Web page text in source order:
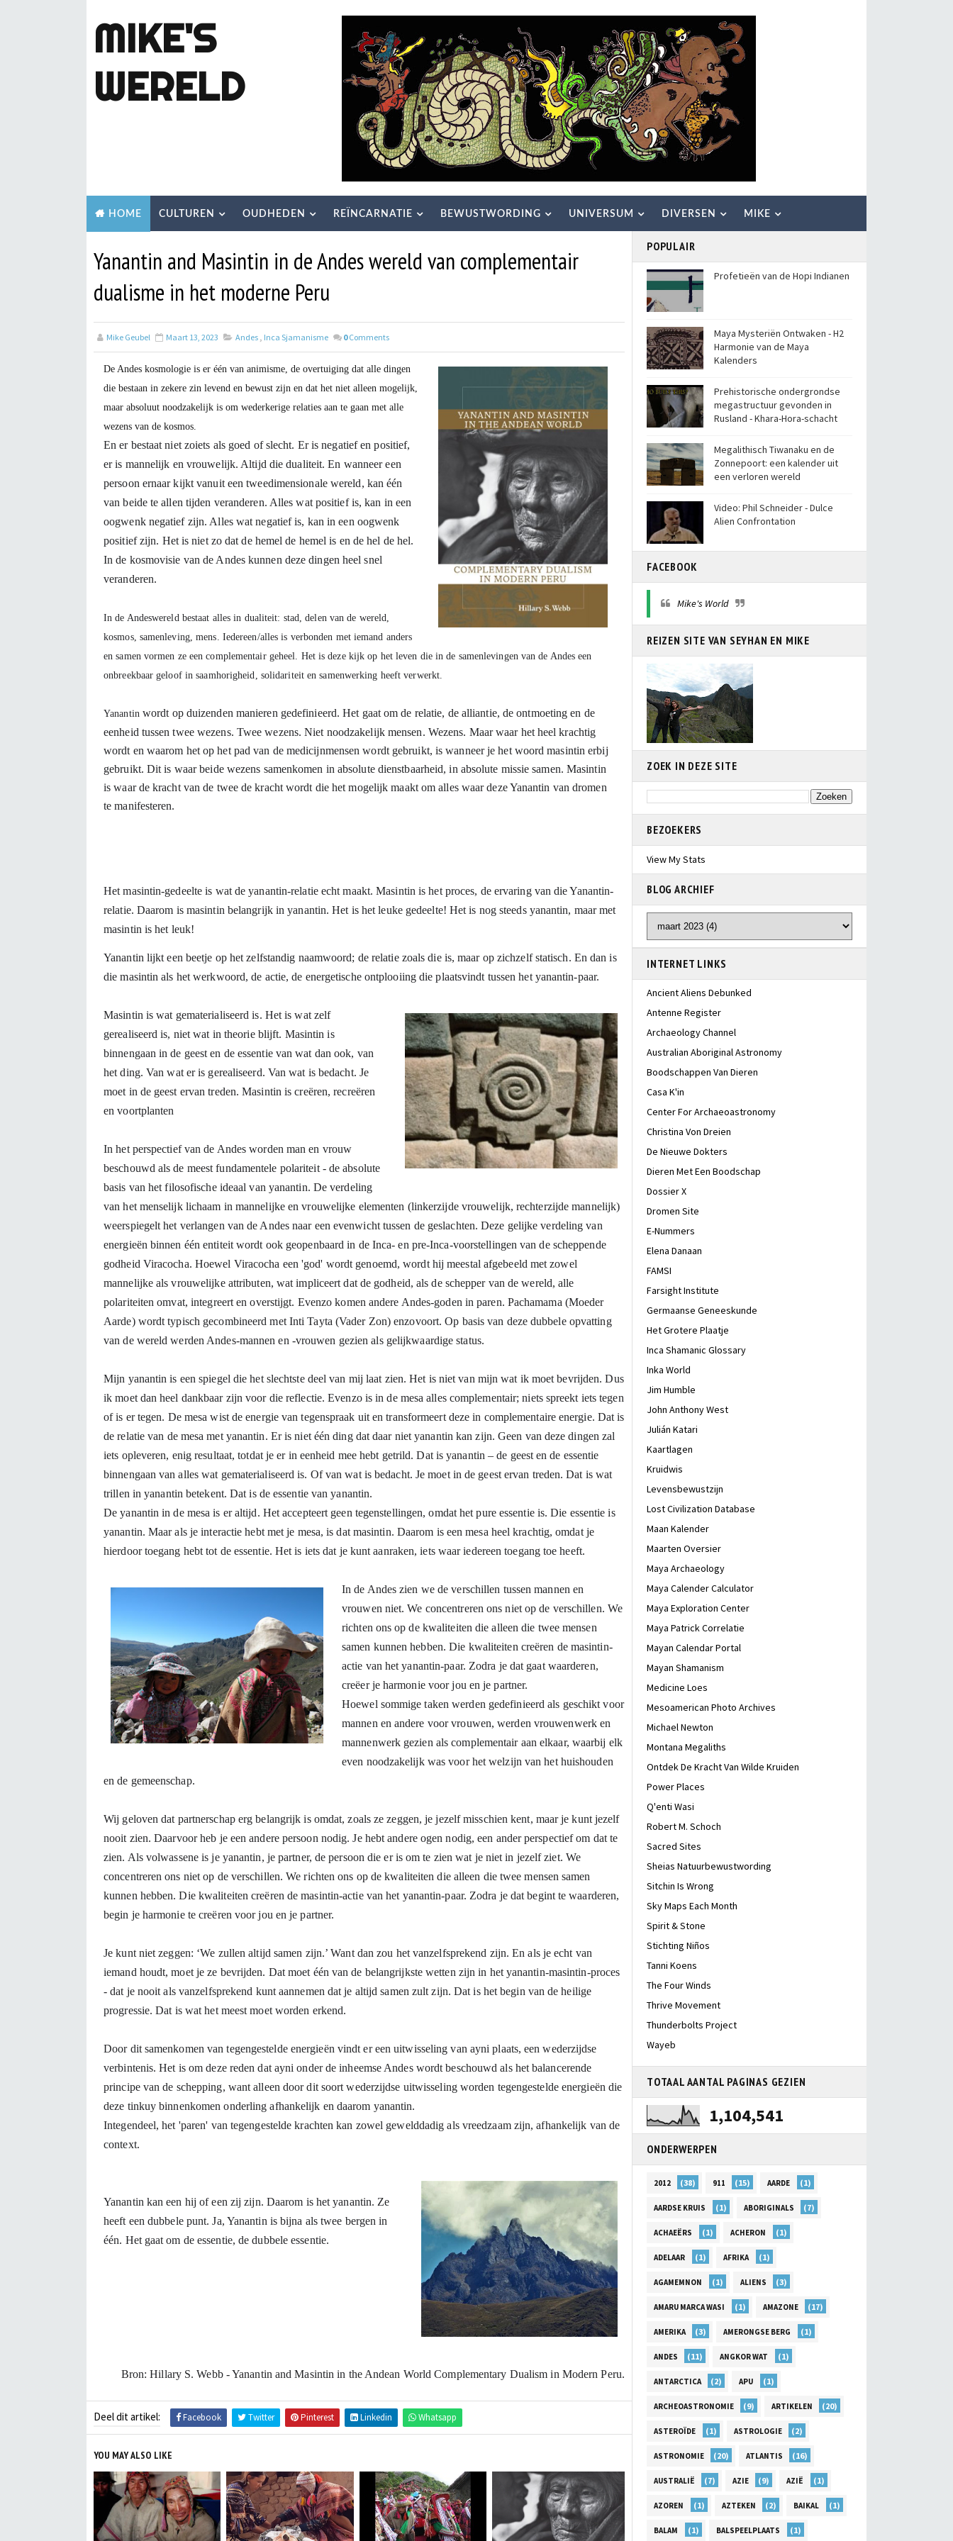
MIKE'S
WERELD
HOME CULTUREN OUDHEDEN REÏNCARNATIE BEWUSTWORDING UNIVERSUM DIVERSEN MIKE
Yanantin and Masintin in de Andes wereld van complementair
dualisme in het moderne Peru
Mike Geubel Maart 13, 2023 Andes , Inca Sjamanisme 0 Comments
De Andes kosmologie is er één van animisme, de overtuiging dat alle dingen
die bestaan in zekere zin levend en bewust zijn en dat het niet alleen mogelijk,
maar absoluut noodzakelijk is om wederkerige relaties aan te gaan met alle
wezens van de kosmos.
En er bestaat niet zoiets als goed of slecht. Er is negatief en positief,
er is mannelijk en vrouwelijk. Altijd die dualiteit. En wanneer een
persoon ernaar kijkt vanuit een tweedimensionale wereld, kan één
van beide te allen tijden veranderen. Alles wat positief is, kan in een
oogwenk negatief zijn. Alles wat negatief is, kan in een oogwenk
positief zijn. Het is niet zo dat de hemel de hemel is en de hel de hel.
In de kosmovisie van de Andes kunnen deze dingen heel snel
In de Andeswereld bestaat alles in dualiteit: stad, delen van de wereld,
kosmos, samenleving, mens. Iedereen/alles is verbonden met iemand anders
en samen vormen ze een complementair geheel. Het is deze kijk op het leven die in de samenlevingen van de Andes een
Yanantin wordt op duizenden manieren gedefinieerd. Het gaat om de relatie, de alliantie, de ontmoeting en de
eenheid tussen twee wezens. Twee wezens. Niet noodzakelijk mensen. Wezens. Maar waar het heel krachtig
wordt en waarom het op het pad van de medicijnmensen wordt gebruikt, is wanneer je het woord masintin erbij
gebruikt. Dit is waar beide wezens samenkomen in absolute dienstbaarheid, in absolute missie samen. Masintin
is waar de kracht van de twee de kracht wordt die het mogelijk maakt om alles waar deze Yanantin van dromen
te manifesteren.
Het masintin-gedeelte is wat de yanantin-relatie echt maakt. Masintin is het proces, de ervaring van die Yanantin-
relatie. Daarom is masintin belangrijk in yanantin. Het is het leuke gedeelte! Het is nog steeds yanantin, maar met
masintin is het leuk!
Yanantin lijkt een beetje op het zelfstandig naamwoord; de relatie zoals die is, maar op zichzelf statisch. En dan is
die masintin als het werkwoord, de actie, de energetische ontplooiing die plaatsvindt tussen het yanantin-paar.
Masintin is wat gematerialiseerd is. Het is wat zelf
gerealiseerd is, niet wat in theorie blijft. Masintin is
binnengaan in de geest en de essentie van wat dan ook, van
het ding. Van wat er is gerealiseerd. Van wat is bedacht. Je
moet in de geest ervan treden. Masintin is creëren, recreëren
en voortplanten
In het perspectief van de Andes worden man en vrouw
beschouwd als de meest fundamentele polariteit - de absolute
basis van het filosofische ideaal van yanantin. De verdeling
van het menselijk lichaam in mannelijke en vrouwelijke elementen (linkerzijde vrouwelijk, rechterzijde mannelijk)
weerspiegelt het verlangen van de Andes naar een evenwicht tussen de geslachten. Deze gelijke verdeling van
energieën binnen één entiteit wordt ook geopenbaard in de Inca- en pre-Inca-voorstellingen van de scheppende
godheid Viracocha. Hoewel Viracocha een 'god' wordt genoemd, wordt hij meestal afgebeeld met zowel
mannelijke als vrouwelijke attributen, wat impliceert dat de godheid, als de schepper van de wereld, alle
polariteiten omvat, integreert en overstijgt. Evenzo komen andere Andes-goden in paren. Pachamama (Moeder
Aarde) wordt typisch gecombineerd met Inti Tayta (Vader Zon) enzovoort. Op basis van deze dubbele opvatting
van de wereld werden Andes-mannen en -vrouwen gezien als gelijkwaardige status.
Mijn yanantin is een spiegel die het slechtste deel van mij laat zien. Het is niet van mijn wat ik moet bevrijden. Dus
ik moet dan heel dankbaar zijn voor die reflectie. Evenzo is in de mesa alles complementair; niets spreekt iets tegen
of is er tegen. De mesa wist de energie van tegenspraak uit en transformeert deze in complementaire energie. Dat is
de relatie van de mesa met yanantin. Er is niet één ding dat daar niet yanantin kan zijn. Geen van deze dingen zal
iets opleveren, enig resultaat, totdat je er in eenheid mee hebt getrild. Dat is yanantin – de geest en de essentie
binnengaan van alles wat gematerialiseerd is. Of van wat is bedacht. Je moet in de geest ervan treden. Dat is wat
trillen in yanantin betekent. Dat is de essentie van yanantin.
De yanantin in de mesa is er altijd. Het accepteert geen tegenstellingen, omdat het pure essentie is. Die essentie is
yanantin. Maar als je interactie hebt met je mesa, is dat masintin. Daarom is een mesa heel krachtig, omdat je
hierdoor toegang hebt tot de essentie. Het is iets dat je kunt aanraken, iets waar iedereen toegang toe heeft.
In de Andes zien we de verschillen tussen mannen en
vrouwen niet. We concentreren ons niet op de verschillen. We
richten ons op de kwaliteiten die alleen die twee mensen
samen kunnen hebben. Die kwaliteiten creëren de masintin-
actie van het yanantin-paar. Zodra je dat gaat waarderen,
creëer je harmonie voor jou en je partner.
Hoewel sommige taken werden gedefinieerd als geschikt voor
mannen en andere voor vrouwen, werden vrouwenwerk en
mannenwerk gezien als complementair aan elkaar, waarbij elk
even noodzakelijk was voor het welzijn van het huishouden
en de gemeenschap.
Wij geloven dat partnerschap erg belangrijk is omdat, zoals ze zeggen, je jezelf misschien kent, maar je kunt jezelf
nooit zien. Daarvoor heb je een andere persoon nodig. Je hebt andere ogen nodig, een ander perspectief om dat te
zien. Als volwassene is je yanantin, je partner, de persoon die er is om te zien wat je niet in jezelf ziet. We
concentreren ons niet op de verschillen. We richten ons op de kwaliteiten die alleen die twee mensen samen
kunnen hebben. Die kwaliteiten creëren de masintin-actie van het yanantin-paar. Zodra je dat begint te waarderen,
begin je harmonie te creëren voor jou en je partner.
Je kunt niet zeggen: ‘We zullen altijd samen zijn.’ Want dan zou het vanzelfsprekend zijn. En als je echt van
iemand houdt, moet je ze bevrijden. Dat moet één van de belangrijkste wetten zijn in het yanantin-masintin-proces
- dat je nooit als vanzelfsprekend kunt aannemen dat je altijd samen zult zijn. Dat is het begin van de heilige
progressie. Dat is wat het meest moet worden erkend.
Door dit samenkomen van tegengestelde energieën vindt er een uitwisseling van ayni plaats, een wederzijdse
verbintenis. Het is om deze reden dat ayni onder de inheemse Andes wordt beschouwd als het balancerende
principe van de schepping, want alleen door dit soort wederzijdse uitwisseling worden tegengestelde energieën die
deze tinkuy binnenkomen onderling afhankelijk en daarom yanantin.
Integendeel, het 'paren' van tegengestelde krachten kan zowel gewelddadig als vreedzaam zijn, afhankelijk van de
context.
Yanantin kan een hij of een zij zijn. Daarom is het yanantin. Ze
heeft een dubbele punt. Ja, Yanantin is bijna als twee bergen in
Bron: Hillary S. Webb - Yanantin and Masintin in the Andean World Complementary Dualism in Modern Peru.
Deel dit artikel: Facebook Twitter Pinterest Linkedin Whatsapp
YOU MAY ALSO LIKE
POPULAIR
Profetieën van de Hopi Indianen
Maya Mysteriën Ontwaken - H2
Harmonie van de Maya
Kalenders
Prehistorische ondergrondse
megastructuur gevonden in
Rusland - Khara-Hora-schacht
Megalithisch Tiwanaku en de
Zonnepoort: een kalender uit
een verloren wereld
Video: Phil Schneider - Dulce
Alien Confrontation
FACEBOOK
Mike's World
REIZEN SITE VAN SEYHAN EN MIKE
ZOEK IN DEZE SITE
BEZOEKERS
View My Stats
BLOG ARCHIEF
INTERNET LINKS
Ancient Aliens Debunked
Antenne Register
Archaeology Channel
Australian Aboriginal Astronomy
Boodschappen Van Dieren
Casa K'in
Center For Archaeoastronomy
Christina Von Dreien
De Nieuwe Dokters
Dieren Met Een Boodschap
Dossier X
Dromen Site
E-Nummers
Elena Danaan
FAMSI
Farsight Institute
Germaanse Geneeskunde
Het Grotere Plaatje
Inca Shamanic Glossary
Inka World
Jim Humble
John Anthony West
Julián Katari
Kaartlagen
Kruidwis
Levensbewustzijn
Lost Civilization Database
Maan Kalender
Maarten Oversier
Maya Archaeology
Maya Calender Calculator
Maya Exploration Center
Maya Patrick Correlatie
Mayan Calendar Portal
Mayan Shamanism
Medicine Loes
Mesoamerican Photo Archives
Michael Newton
Montana Megaliths
Ontdek De Kracht Van Wilde Kruiden
Power Places
Q'enti Wasi
Robert M. Schoch
Sacred Sites
Sheias Natuurbewustwording
Sitchin Is Wrong
Sky Maps Each Month
Spirit & Stone
Stichting Niños
Tanni Koens
The Four Winds
Thrive Movement
Thunderbolts Project
Wayeb
TOTAAL AANTAL PAGINAS GEZIEN
1,104,541
ONDERWERPEN
2012 (38) 911 (15) AARDE (1)
AARDSE KRUIS (1) ABORIGINALS (7)
ACHAEËRS (1) ACHERON (1)
ADELAAR (1) AFRIKA (1)
AGAMEMNON (1) ALIENS (3)
AMARU MARCA WASI (1) AMAZONE (17)
AMERIKA (3) AMERONGSE BERG (1)
ANDES (11) ANGKOR WAT (1)
ANTARCTICA (2) APU (1)
ARCHEOASTRONOMIE (9) ARTIKELEN (20)
ASTEROÏDE (1) ASTROLOGIE (2)
ASTRONOMIE (20) ATLANTIS (16)
AUSTRALIË (7) AZIE (9) AZIË (1)
AZOREN (1) AZTEKEN (2) BAIKAL (1)
BALAM (1) BALSPEELPLAATS (1)